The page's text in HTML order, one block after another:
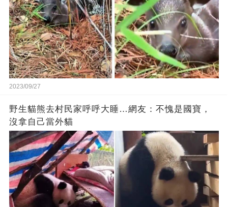
2023/09/27
野生貓熊去村民家呼呼大睡…網友：不愧是國寶，
沒拿自己當外貓